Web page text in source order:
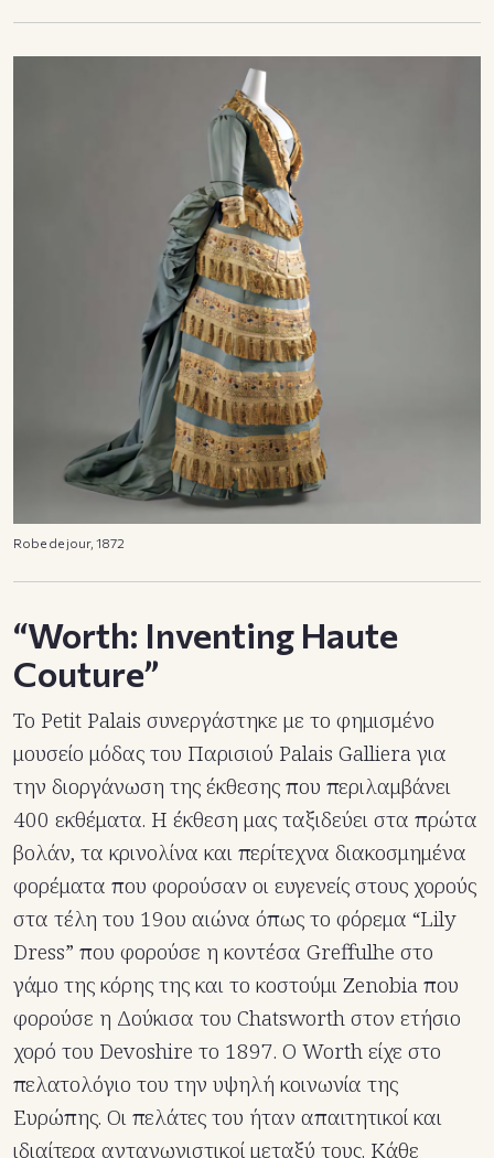
Robe de jour, 1872
“Worth: Inventing Haute
Couture”
Το Petit Palais συνεργάστηκε με το φημισμένο
μουσείο μόδας του Παρισιού Palais Galliera για
την διοργάνωση της έκθεσης που περιλαμβάνει
400 εκθέματα. Η έκθεση μας ταξιδεύει στα πρώτα
βολάν, τα κρινολίνα και περίτεχνα διακοσμημένα
φορέματα που φορούσαν οι ευγενείς στους χορούς
στα τέλη του 19ου αιώνα όπως το φόρεμα “Lily
Dress” που φορούσε η κοντέσα Greffulhe στο
γάμο της κόρης της και το κοστούμι Zenobia που
φορούσε η Δούκισα του Chatsworth στον ετήσιο
χορό του Devoshire το 1897. Ο Worth είχε στο
πελατολόγιο του την υψηλή κοινωνία της
Ευρώπης. Οι πελάτες του ήταν απαιτητικοί και
ιδιαίτερα ανταγωνιστικοί μεταξύ τους. Κάθε